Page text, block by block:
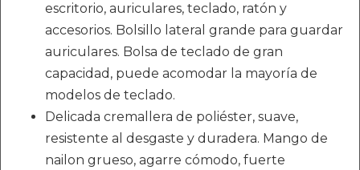
escritorio, auriculares, teclado, ratón y
accesorios. Bolsillo lateral grande para guardar
auriculares. Bolsa de teclado de gran
capacidad, puede acomodar la mayoría de
modelos de teclado.
Delicada cremallera de poliéster, suave,
resistente al desgaste y duradera. Mango de
nailon grueso, agarre cómodo, fuerte